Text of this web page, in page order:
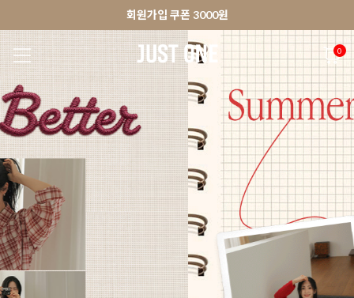
앱 다운로드 10% 할인쿠폰
🚀오늘출발상품 당일발송 배송중
회원가입 쿠폰 3000원
앱 다운로드 10% 할인쿠폰
0
NEW 7% BEST 🚀오늘출발 MADE . J 상의 팬츠